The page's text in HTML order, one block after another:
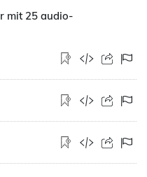
mit 25 audio-